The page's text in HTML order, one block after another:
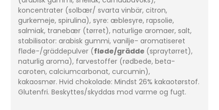
koncentrater (solbær/ svarta vinbär, citron,
gurkemeje, spirulina), syre: æblesyre, rapsolie,
salmiak, tranebær (tørret), naturlige aromaer, salt,
stabilisator: arabisk gummi, vanilje- aromatiseret
fløde-/gräddepulver (fløde/grädde (spraytørret),
naturlig aroma), farvestoffer (rødbede, beta-
caroten, calciumcarbonat, curcumin),
kakaosmør. Hvid chokolade: Mindst 26% kakaotørstof.
Glutenfri. Beskyttes/skyddas mod varme og fugt.